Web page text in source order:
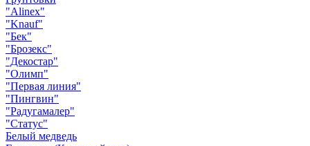
"Alinex"
"Knauf"
"Бек"
"Брозекс"
"Декостар"
"Олимп"
"Первая линия"
"Пингвин"
"Радугамалер"
"Статус"
Белый медведь